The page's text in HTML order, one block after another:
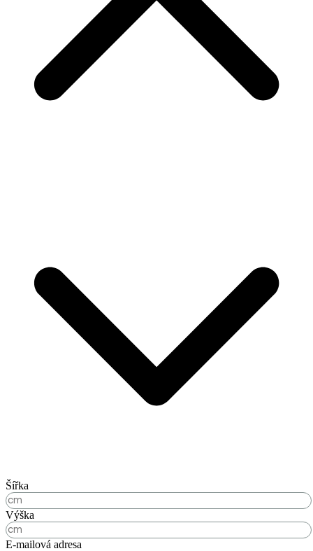
Šířka
Výška
E-mailová adresa